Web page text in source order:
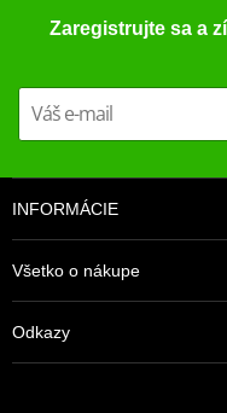
Zaregistrujte sa a
INFORMÁCIE
Všetko o nákupe
Odkazy